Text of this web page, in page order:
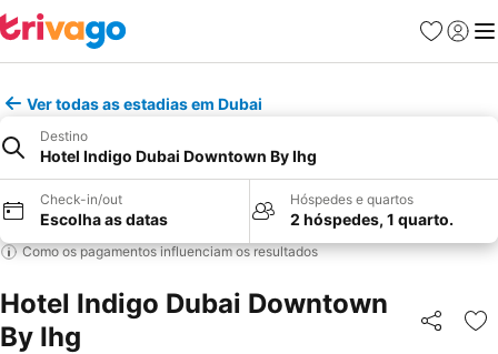
Favoritos
Iniciar
Ver todas as estadias em Dubai
Destino
Hotel Indigo Dubai Downtown By Ihg
Check-in/out
Escolha as datas
Hóspedes e quartos
2 hóspedes, 1 quarto.
Como os pagamentos influenciam os resultados
Hotel Indigo Dubai Downtown
By Ihg
Partilhar